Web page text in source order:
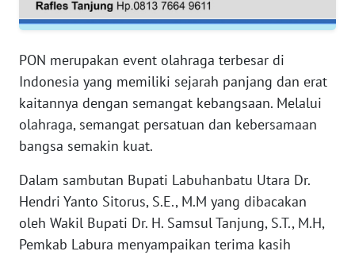
PON merupakan event olahraga terbesar di
Indonesia yang memiliki sejarah panjang dan erat
kaitannya dengan semangat kebangsaan. Melalui
olahraga, semangat persatuan dan kebersamaan
bangsa semakin kuat.
Dalam sambutan Bupati Labuhanbatu Utara Dr.
Hendri Yanto Sitorus, S.E., M.M yang dibacakan
oleh Wakil Bupati Dr. H. Samsul Tanjung, S.T., M.H,
Pemkab Labura menyampaikan terima kasih
WN
WN
SULTRA
WN
WN
SULTENG